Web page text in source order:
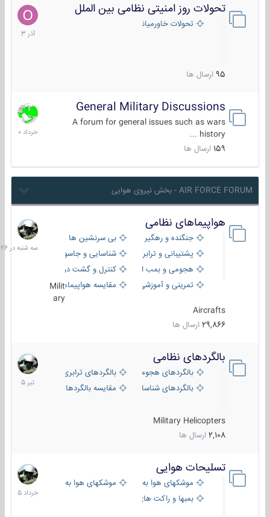
تحولات روز امنیتی نظامی بین الملل
تحولات خاورمیانه
95 ارسال ها
21
آذر
1403
General Military Discussions
A forum for general issues such as wars
history ...
159 ارسال ها
10
خرداد
1400
AIR FORCE FORUM - بخش نیروی هوایی
هواپیماهای نظامی
جنگنده و رهگیر
بی سرنشین ها
پشتیبانی و ترابری
شناسایی و جاسوسی
هجومی و بمب افکن
کنترل و گشت دریایی
تمرینی و آموزشی
مقایسه هواپیماهاMilit
ary
Aircrafts
29,866 ارسال ها
سه
شنبه
در
بالگردهای نظامی
بالگردهای هجومی
بالگردهای ترابری
بالگردهای شناسایی
مقایسه بالگردها
Military Helicopters
2,108 ارسال ها
22
تیر
1405
تسلیحات هوایی
موشکهای هوا به هوا
موشکهای هوا به سطح
بمبها و راکت های هوایی
30
خرداد
1405